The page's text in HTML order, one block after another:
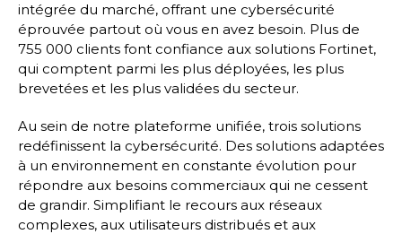
intégrée du marché, offrant une cybersécurité
éprouvée partout où vous en avez besoin. Plus de
755 000 clients font confiance aux solutions Fortinet,
qui comptent parmi les plus déployées, les plus
brevetées et les plus validées du secteur.
Au sein de notre plateforme unifiée, trois solutions
redéfinissent la cybersécurité. Des solutions adaptées
à un environnement en constante évolution pour
répondre aux besoins commerciaux qui ne cessent
de grandir. Simplifiant le recours aux réseaux
complexes, aux utilisateurs distribués et aux